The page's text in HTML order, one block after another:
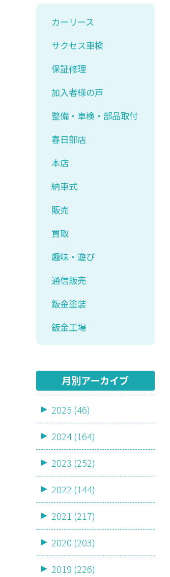
カーリース
サクセス車検
保証修理
加入者様の声
整備・車検・部品取付
春日部店
本店
納車式
販売
買取
趣味・遊び
通信販売
鈑金塗装
鈑金工場
月別アーカイブ
2025 (46)
2024 (164)
2023 (252)
2022 (144)
2021 (217)
2020 (203)
2019 (226)